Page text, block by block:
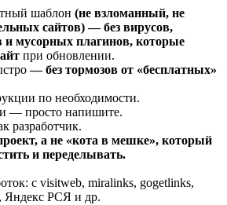
шаблон (не взломанный, не
сайтов) — без вирусов,
и мусорных плагинов, которые
при обновлении.
— без тормозов от «бесплатных»
по необходимости.
— просто напишите.
разработчик.
а не «кота в мешке», который
и переделывать.
с visitweb, miralinks, gogetlinks,
Яндекс РСЯ и др.